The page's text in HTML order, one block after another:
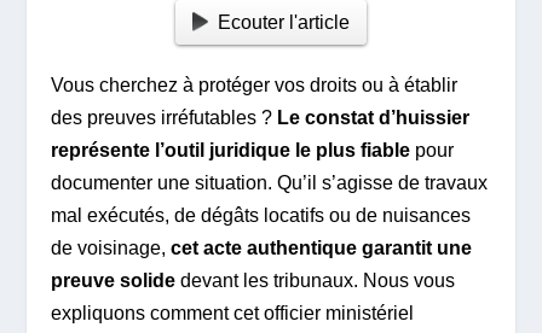
Ecouter l'article
Vous cherchez à protéger vos droits ou à établir
des preuves irréfutables ? Le constat d’huissier
représente l’outil juridique le plus fiable pour
documenter une situation. Qu’il s’agisse de travaux
mal exécutés, de dégâts locatifs ou de nuisances
de voisinage,cet acte authentique garantit une
preuve solide devant les tribunaux. Nous vous
expliquons comment cet officier ministériel